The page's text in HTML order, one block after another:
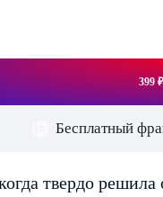
399 ₽
Бесплатный
твердо